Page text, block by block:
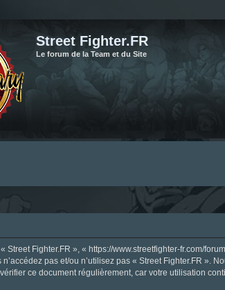
Street Fighter.FR
Le forum de la Team et du Site
Fighter.FR », « https://www.streetfighter-fr.com/
pas et/ou n’utilisez pas « Street Fighter.FR ».
ce document régulièrement, car votre utilisation